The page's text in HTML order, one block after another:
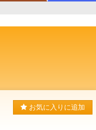
お気に入りに追加